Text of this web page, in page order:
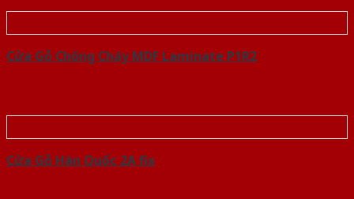
Cửa Gỗ Chống Cháy MDF Laminate P1R2
Cửa Gỗ Hàn Quốc 2A fix